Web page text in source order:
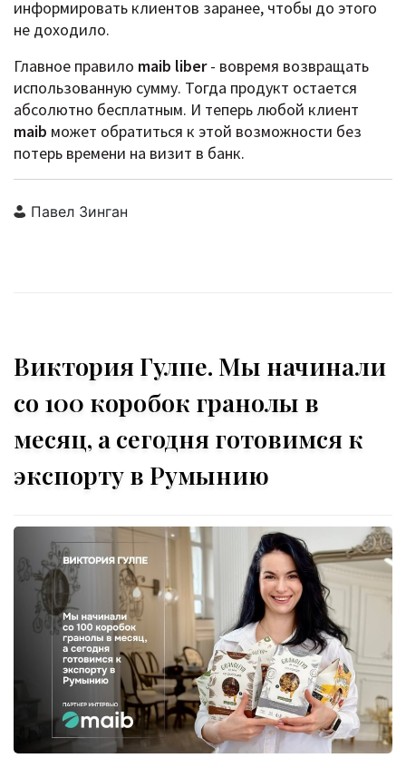
информировать клиентов заранее, чтобы до этого
не доходило.
Главное правило maib liber- вовремя возвращать
использованную сумму. Тогда продукт остается
абсолютно бесплатным. И теперь любой клиент
maib может обратиться к этой возможности без
потерь времени на визит в банк.
Павел Зинган
Виктория Гулпе. Мы начинали
со 100 коробок гранолы в
месяц, а сегодня готовимся к
экспорту в Румынию